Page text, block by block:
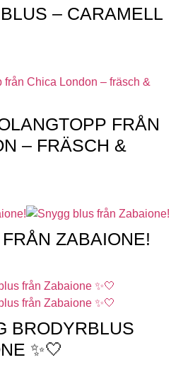
– CARAMELL
FRÅN
– FRÄSCH &
ZABAIONE!
BRODYRBLUS
✨🤍